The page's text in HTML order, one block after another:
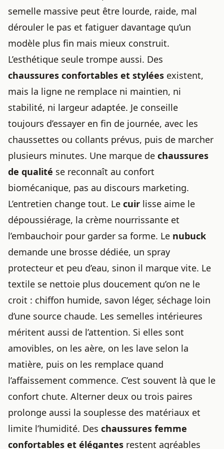
semelle massive peut être lourde, raide, mal
dérouler le pas et fatiguer davantage qu’un
modèle plus fin mais mieux construit.
L’esthétique seule trompe aussi. Des
chaussures confortables et stylées existent,
mais la ligne ne remplace ni maintien, ni
stabilité, ni largeur adaptée. Je conseille
toujours d’essayer en fin de journée, avec les
chaussettes ou collants prévus, puis de marcher
plusieurs minutes. Une marque de chaussures
de qualité se reconnaît au confort
biomécanique, pas au discours marketing.
L’entretien change tout. Le cuir lisse aime le
dépoussiérage, la crème nourrissante et
l’embauchoir pour garder sa forme. Le nubuck
demande une brosse dédiée, un spray
protecteur et peu d’eau, sinon il marque vite. Le
textile se nettoie plus doucement qu’on ne le
croit : chiffon humide, savon léger, séchage loin
d’une source chaude. Les semelles intérieures
méritent aussi de l’attention. Si elles sont
amovibles, on les aère, on les lave selon la
matière, puis on les remplace quand
l’affaissement commence. C’est souvent là que le
confort chute. Alterner deux ou trois paires
prolonge aussi la souplesse des matériaux et
limite l’humidité. Des chaussures femme
confortables et élégantes restent agréables